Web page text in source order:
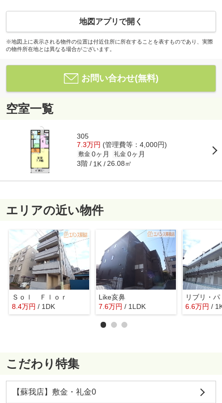
地図アプリで開く
※地図上に表示される物件の位置は付近住所に所在することを表すものであり、実際
の物件所在地とは異なる場合がございます。
お問い合わせ(無料)
空室一覧
305
7.3万円 (管理費等：4,000円)
敷金 0ヶ月 礼金 0ヶ月
3階 1K 26.08㎡
エリアの近い物件
Ｓｏｌ Ｆｌｏｒ
8.4万円 / 1DK
Like亥鼻
7.6万円 / 1LDK
リブリ・パ
6.6万円 /
こだわり特集
【蘇我店】敷金・礼金0